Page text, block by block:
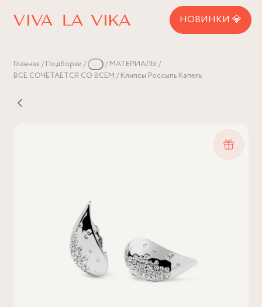
НОВИНКИ 💎
Главная Подборки ...
МАТЕРИАЛЫ
ВСЕ СОЧЕТАЕТСЯ СО ВСЕМ
Клипсы Россыпь Капель